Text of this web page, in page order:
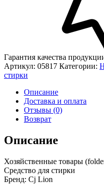
Гарантия качества
Артикул: 05817 Категории:
стирки
Описание
Доставка и оплата
Отзывы (0)
Возврат
Описание
Хозяйственные товары
Средство для стирки
Бренд: Cj Lion